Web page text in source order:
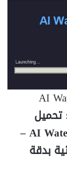
AI
برنامج AI Watermark Remover Pro 1.0.4 –
بدقة